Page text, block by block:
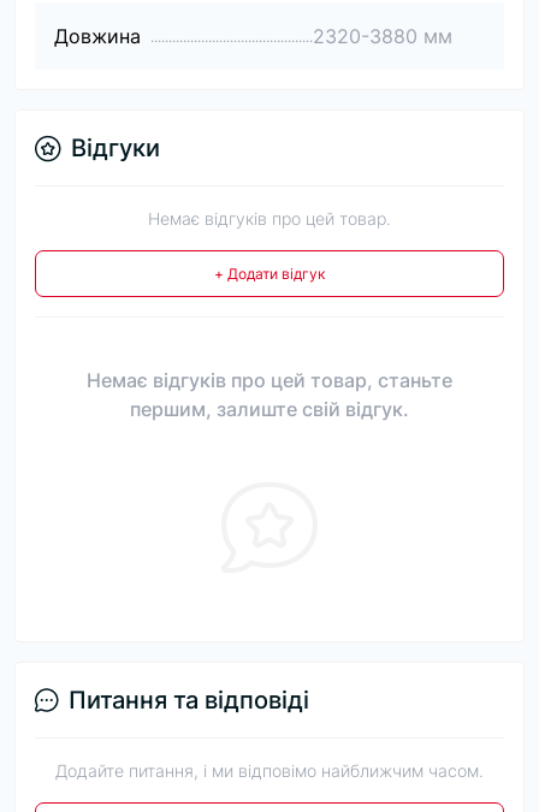
Довжина 2320-3880 мм
Відгуки
Немає відгуків про цей товар.
+ Додати відгук
Немає відгуків про цей товар, станьте
першим, залиште свій відгук.
Питання та відповіді
Додайте питання, і ми відповімо найближчим часом.